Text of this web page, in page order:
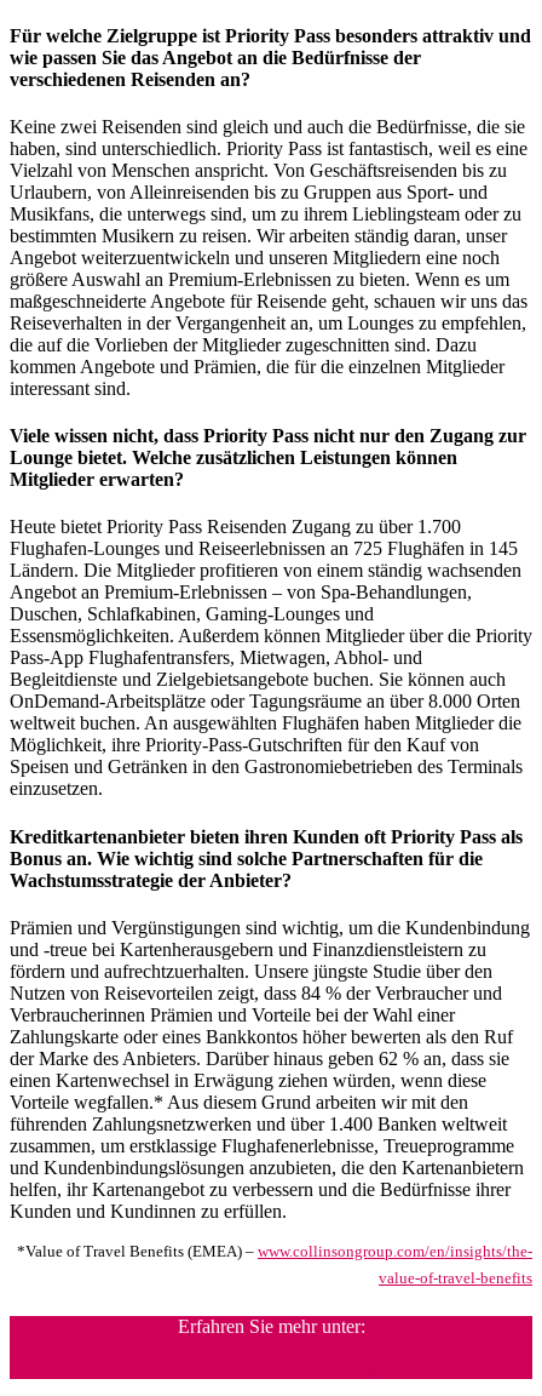
Für welche Zielgruppe ist Priority Pass besonders attraktiv und
wie passen Sie das Angebot an die Bedürfnisse der
verschiedenen Reisenden an?
Keine zwei Reisenden sind gleich und auch die Bedürfnisse, die sie
haben, sind unterschiedlich. Priority Pass ist fantastisch, weil es eine
Vielzahl von Menschen anspricht. Von Geschäftsreisenden bis zu
Urlaubern, von Alleinreisenden bis zu Gruppen aus Sport- und
Musikfans, die unterwegs sind, um zu ihrem Lieblingsteam oder zu
bestimmten Musikern zu reisen. Wir arbeiten ständig daran, unser
Angebot weiterzuentwickeln und unseren Mitgliedern eine noch
größere Auswahl an Premium-Erlebnissen zu bieten. Wenn es um
maßgeschneiderte Angebote für Reisende geht, schauen wir uns das
Reiseverhalten in der Vergangenheit an, um Lounges zu empfehlen,
die auf die Vorlieben der Mitglieder zugeschnitten sind. Dazu
kommen Angebote und Prämien, die für die einzelnen Mitglieder
interessant sind.
Viele wissen nicht, dass Priority Pass nicht nur den Zugang zur
Lounge bietet. Welche zusätzlichen Leistungen können
Mitglieder erwarten?
Heute bietet Priority Pass Reisenden Zugang zu über 1.700
Flughafen-Lounges und Reiseerlebnissen an 725 Flughäfen in 145
Ländern. Die Mitglieder profitieren von einem ständig wachsenden
Angebot an Premium-Erlebnissen – von Spa-Behandlungen,
Duschen, Schlafkabinen, Gaming-Lounges und
Essensmöglichkeiten. Außerdem können Mitglieder über die Priority
Pass-App Flughafentransfers, Mietwagen, Abhol- und
Begleitdienste und Zielgebietsangebote buchen. Sie können auch
OnDemand-Arbeitsplätze oder Tagungsräume an über 8.000 Orten
weltweit buchen. An ausgewählten Flughäfen haben Mitglieder die
Möglichkeit, ihre Priority-Pass-Gutschriften für den Kauf von
Speisen und Getränken in den Gastronomiebetrieben des Terminals
einzusetzen.
Kreditkartenanbieter bieten ihren Kunden oft Priority Pass als
Bonus an. Wie wichtig sind solche Partnerschaften für die
Wachstumsstrategie der Anbieter?
Prämien und Vergünstigungen sind wichtig, um die Kundenbindung
und -treue bei Kartenherausgebern und Finanzdienstleistern zu
fördern und aufrechtzuerhalten. Unsere jüngste Studie über den
Nutzen von Reisevorteilen zeigt, dass 84 % der Verbraucher und
Verbraucherinnen Prämien und Vorteile bei der Wahl einer
Zahlungskarte oder eines Bankkontos höher bewerten als den Ruf
der Marke des Anbieters. Darüber hinaus geben 62 % an, dass sie
einen Kartenwechsel in Erwägung ziehen würden, wenn diese
Vorteile wegfallen.* Aus diesem Grund arbeiten wir mit den
führenden Zahlungsnetzwerken und über 1.400 Banken weltweit
zusammen, um erstklassige Flughafenerlebnisse, Treueprogramme
und Kundenbindungslösungen anzubieten, die den Kartenanbietern
helfen, ihr Kartenangebot zu verbessern und die Bedürfnisse ihrer
Kunden und Kundinnen zu erfüllen.
*Value of Travel Benefits (EMEA) – www.collinsongroup.com/en/insights/the-
value-of-travel-benefits
Erfahren Sie mehr unter: